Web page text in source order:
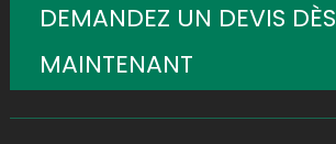
DEMANDEZ UN DEVIS DÈS
MAINTENANT